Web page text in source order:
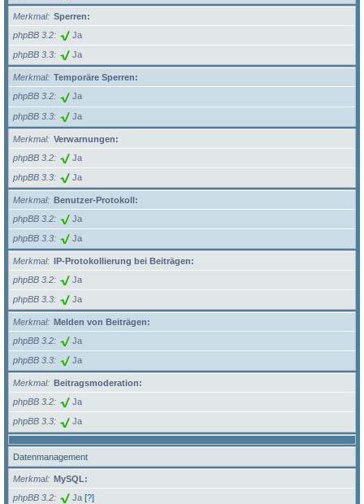
Merkmal
Sperren:
phpBB 3.2
Ja
phpBB 3.3 Ja
Merkmal
Temporäre Sperren:
phpBB 3.2
Ja
phpBB 3.3 Ja
Merkmal
Verwarnungen:
phpBB 3.2
Ja
phpBB 3.3 Ja
Merkmal
Benutzer-Protokoll:
phpBB 3.2
Ja
phpBB 3.3 Ja
Merkmal
IP-Protokollierung bei Beiträgen:
phpBB 3.2
Ja
phpBB 3.3 Ja
Merkmal
Melden von Beiträgen:
phpBB 3.2
Ja
phpBB 3.3 Ja
Merkmal
Beitragsmoderation:
phpBB 3.2
Ja
phpBB 3.3 Ja
Datenmanagement
Merkmal
MySQL:
phpBB 3.2
Ja [?]